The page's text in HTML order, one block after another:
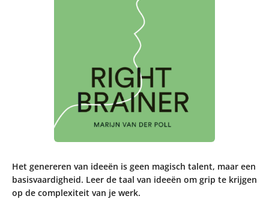
Het genereren van ideeën is geen magisch talent, maar een
basisvaardigheid. Leer de taal van ideeën om grip te krijgen
op de complexiteit van je werk.